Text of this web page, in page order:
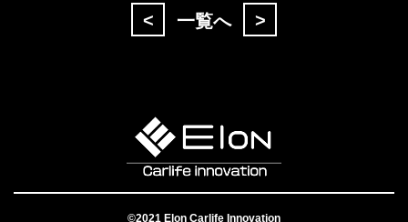
< 一覧へ >
©2021 Elon Carlife Innovation